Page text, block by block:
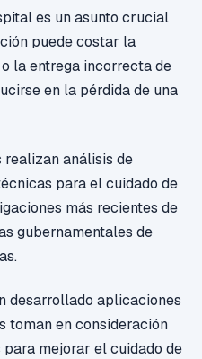
es un asunto crucial
puede costar la
la entrega incorrecta de
en la pérdida de una
análisis de
para el cuidado de
más recientes de
gubernamentales de
desarrollado aplicaciones
toman en consideración
mejorar el cuidado de